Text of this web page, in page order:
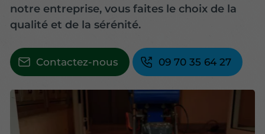
notre entreprise, vous faites le choix de la
qualité et de la sérénité.
Contactez-nous 09 70 35 64 27